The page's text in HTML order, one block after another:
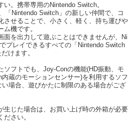
。携帯専用のNintendo Switch。
「Nintendo Switch」の新しい仲間で、コ
させることで、小さく、軽く、持ち運びや
機です。
面を出力して遊ぶことはできませんが、Ni
プレイできるすべての「Nintendo Switch
けます。
フトでも、Joy-Conの機能(HD振動、モ
蔵のモーションセンサー)を利用するソフ
い場合、遊びかたに制限のある場合がござ
じた場合は、お買い上げ時の外箱が必要
さい。